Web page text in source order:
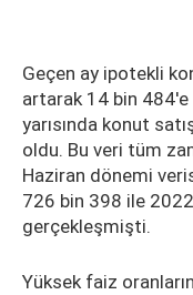
Geçen ay ipotekli
artarak 14 bin 484'e
yarısında konut
oldu. Bu veri tüm
Haziran dönemi
726 bin 398 ile 2022
gerçekleşmişti.
Yüksek faiz